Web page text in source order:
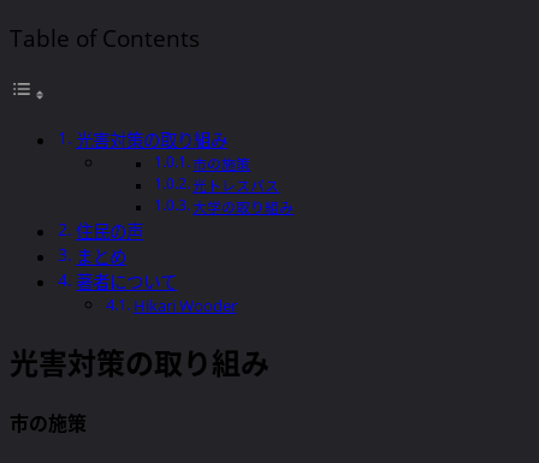
Table of Contents
光害対策の取り組み
市の施策
光トレスパス
大学の取り組み
住民の声
まとめ
著者について
Hikari Wooder
光害対策の取り組み
市の施策